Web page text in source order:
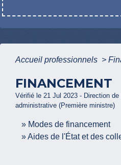
Accueil professionnels >
FINANCEMENT
Vérifié le 21 Jul 2023 - Direction
administrative (Première ministre)
Modes de financement
Aides de l'État et des